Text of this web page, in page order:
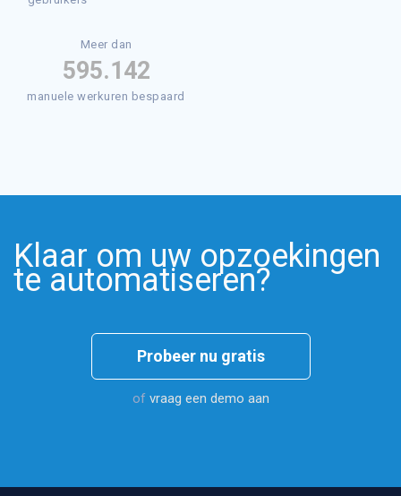
Meer dan
595.142
manuele werkuren bespaard
Klaar om uw opzoekingen
te automatiseren?
Probeer nu gratis
of vraag een demo aan